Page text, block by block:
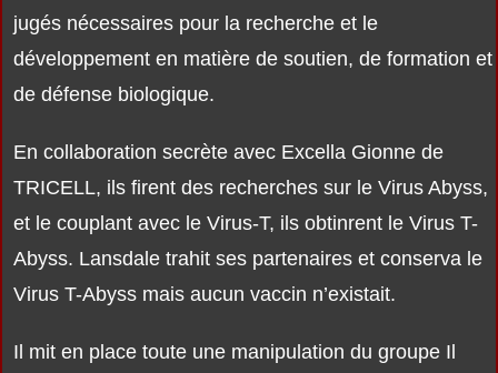
jugés nécessaires pour la recherche et le
développement en matière de soutien, de formation et
de défense biologique.
En collaboration secrète avec Excella Gionne de
TRICELL, ils firent des recherches sur le Virus Abyss,
et le couplant avec le Virus-T, ils obtinrent le Virus T-
Abyss. Lansdale trahit ses partenaires et conserva le
Virus T-Abyss mais aucun vaccin n’existait.
Il mit en place toute une manipulation du groupe Il